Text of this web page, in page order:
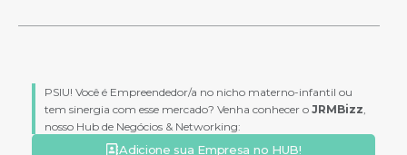
PSIU! Você é Empreendedor/a no nicho materno-infantil ou
tem sinergia com esse mercado? Venha conhecer o JRMBizz,
nosso Hub de Negócios & Networking:
Adicione sua Empresa no HUB!